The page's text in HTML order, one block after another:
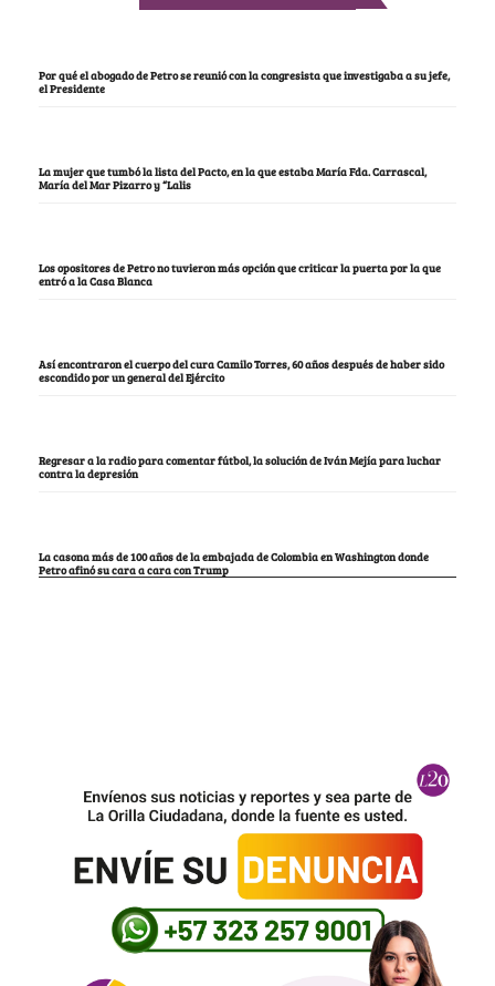
Por qué el abogado de Petro se reunió con la congresista que investigaba a su jefe,
el Presidente
La mujer que tumbó la lista del Pacto, en la que estaba María Fda. Carrascal,
María del Mar Pizarro y “Lalis
Los opositores de Petro no tuvieron más opción que criticar la puerta por la que
entró a la Casa Blanca
Así encontraron el cuerpo del cura Camilo Torres, 60 años después de haber sido
escondido por un general del Ejército
Regresar a la radio para comentar fútbol, la solución de Iván Mejía para luchar
contra la depresión
La casona más de 100 años de la embajada de Colombia en Washington donde
Petro afinó su cara a cara con Trump